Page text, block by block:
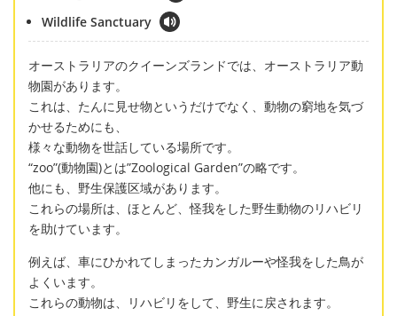
Wildlife Sanctuary
オーストラリアのクイーンズランドでは、オーストラリア動
物園があります。
これは、たんに見せ物というだけでなく、動物の窮地を気づ
かせるためにも、
様々な動物を世話している場所です。
“zoo”(動物園)とは”Zoological Garden”の略です。
他にも、野生保護区域があります。
これらの場所は、ほとんど、怪我をした野生動物のリハビリ
を助けています。
例えば、車にひかれてしまったカンガルーや怪我をした鳥が
よくいます。
これらの動物は、リハビリをして、野生に戻されます。